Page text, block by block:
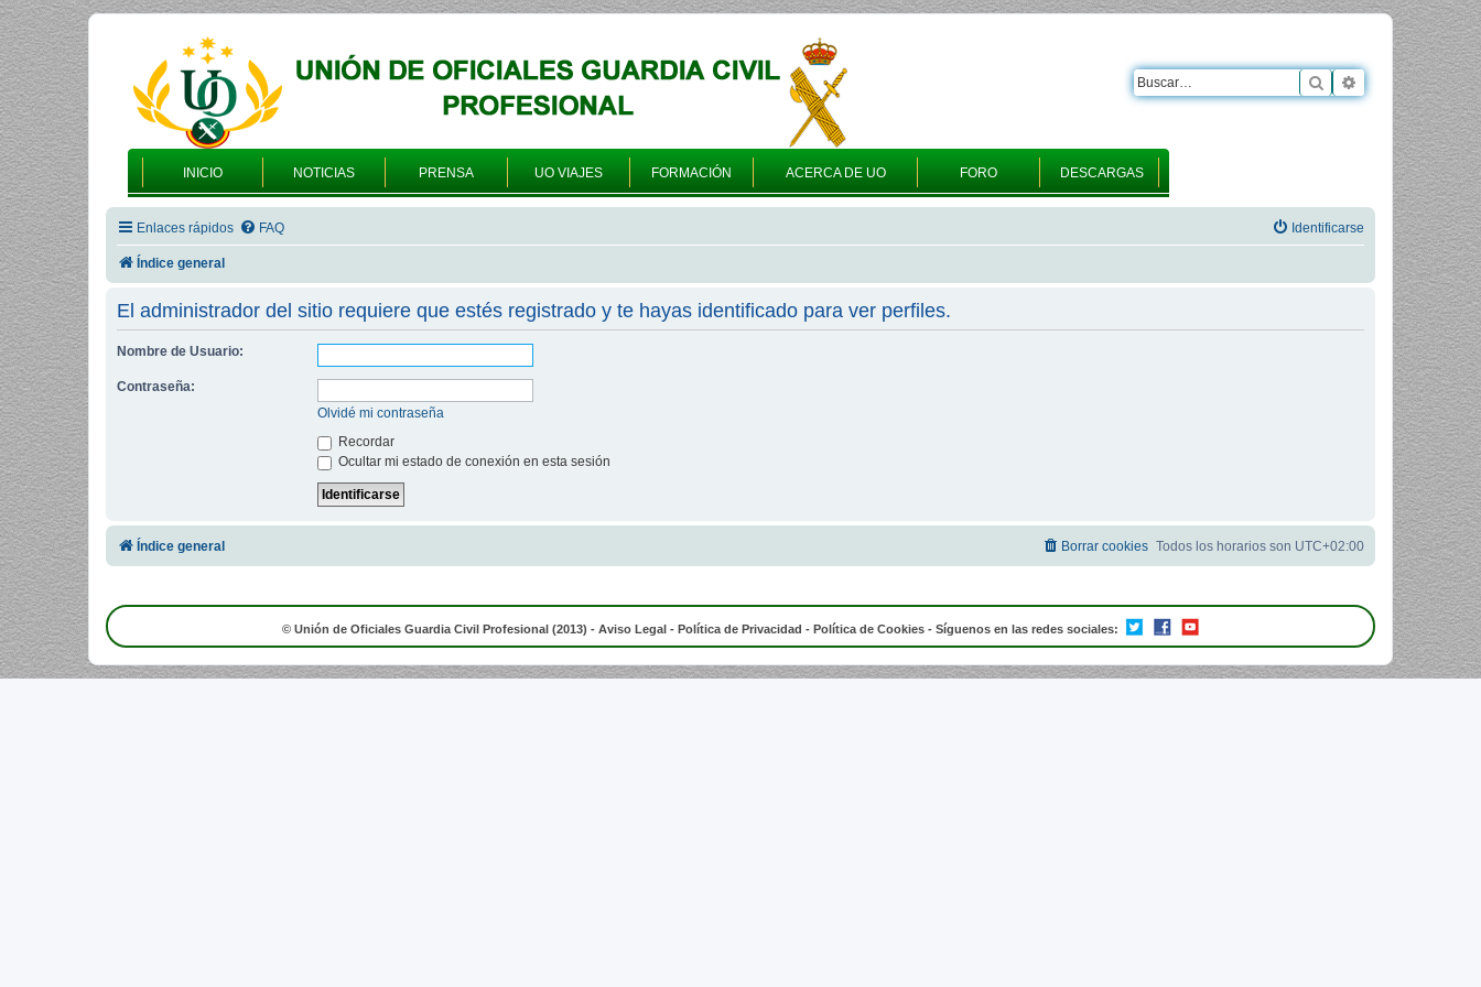
INICIO NOTICIAS PRENSA UO VIAJES FORMACIÓN ACERCA DE UO FORO DESCARGAS
Buscar Búsqueda
Enlaces rápidos FAQ Identificarse
Índice general
El administrador del sitio requiere que estés registrado y te hayas identificado para ver perfiles.
Nombre de Usuario:
Contraseña:
Olvidé mi contraseña
Recordar
Ocultar mi estado de conexión en esta sesión
Índice general Todos los horarios son UTC+02:00
Borrar cookies
© Unión de Oficiales Guardia Civil Profesional (2013) - Aviso Legal - Política de Privacidad - Política de Cookies - Síguenos en las redes sociales: